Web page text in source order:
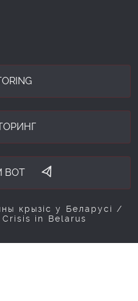
BOT
крызіс у Беларусі /
in Belarus